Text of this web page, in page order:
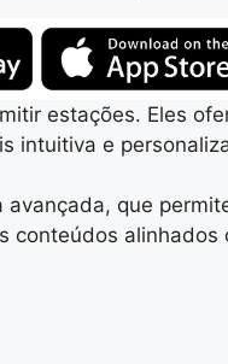
estações. Eles
intuitiva e
que
alinhados